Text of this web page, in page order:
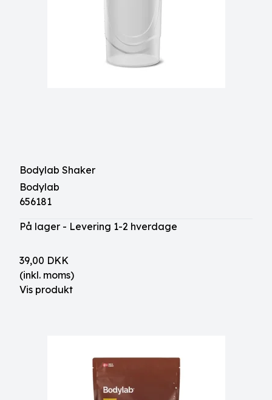
Bodylab Shaker
Bodylab
656181
På lager - Levering 1-2 hverdage
39,00 DKK
(inkl. moms)
Vis produkt